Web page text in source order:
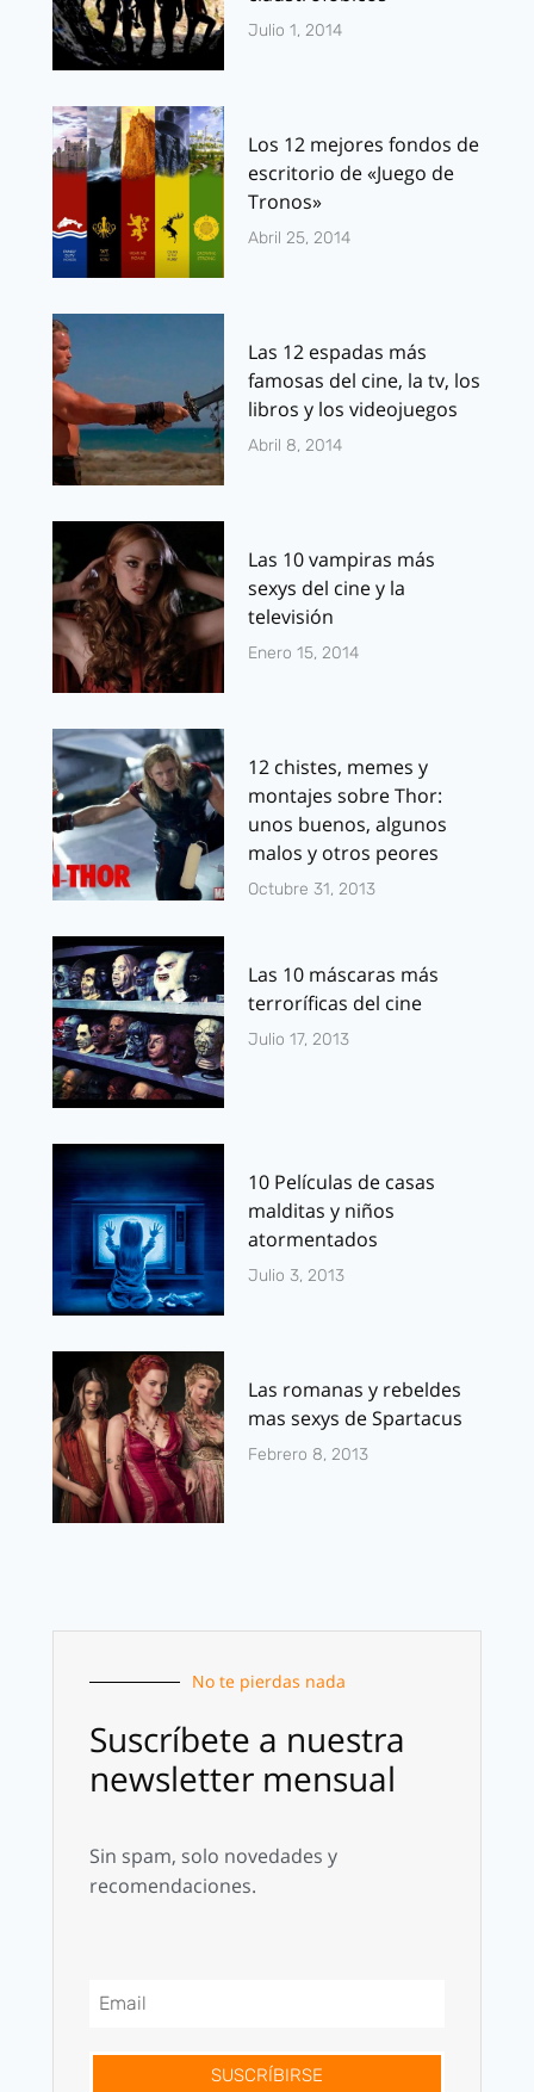
Julio 1, 2014
Los 12 mejores fondos de
escritorio de «Juego de
Tronos»
Abril 25, 2014
Las 12 espadas más
famosas del cine, la tv, los
libros y los videojuegos
Abril 8, 2014
Las 10 vampiras más
sexys del cine y la
televisión
Enero 15, 2014
12 chistes, memes y
montajes sobre Thor:
unos buenos, algunos
malos y otros peores
Octubre 31, 2013
Las 10 máscaras más
terroríficas del cine
Julio 17, 2013
10 Películas de casas
malditas y niños
atormentados
Julio 3, 2013
Las romanas y rebeldes
mas sexys de Spartacus
Febrero 8, 2013
No te pierdas nada
Suscríbete a nuestra
newsletter mensual
Sin spam, solo novedades y
recomendaciones.
SUSCRÍBIRSE